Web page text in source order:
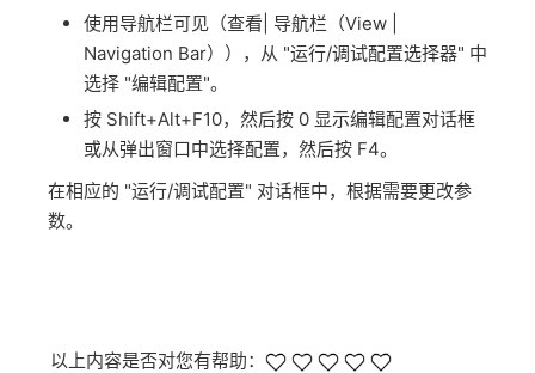
使用导航栏可见（查看| 导航栏（View |
Navigation Bar）），从 "运行/调试配置选择器" 中
选择 "编辑配置"。
按 Shift+Alt+F10，然后按 0 显示编辑配置对话框
或从弹出窗口中选择配置，然后按 F4。
在相应的 "运行/调试配置" 对话框中，根据需要更改参
数。
以上内容是否对您有帮助：